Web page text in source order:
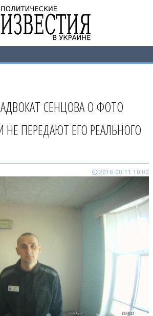
АДВОКАТ СЕНЦОВА О ФОТО
НЕ ПЕРЕДАЮТ ЕГО РЕАЛЬНОГО
2018-08-11 10:00